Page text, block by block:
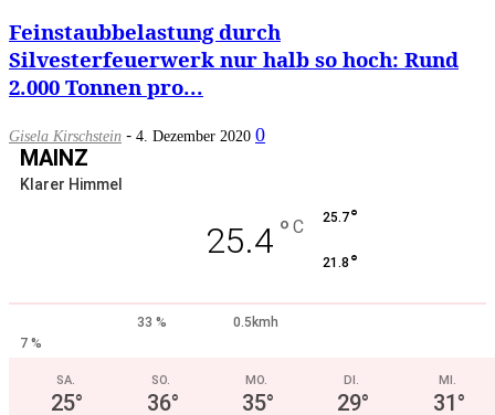
Feinstaubbelastung durch
Silvesterfeuerwerk nur halb so hoch: Rund
2.000 Tonnen pro...
Gisela Kirschstein - 4. Dezember 2020 0
MAINZ
Klarer Himmel
25.4 ° C 25.7°
21.8 °
33 %
0.5kmh
7 %
SA.
25°
SO.
36°
MO.
35°
DI.
29°
MI.
31°